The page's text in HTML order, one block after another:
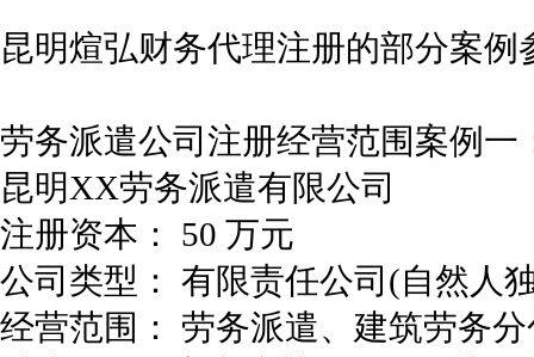
昆明煊弘财务代理注册的部分案例
劳务派遣公司注册经营范围案例一
昆明XX劳务派遣有限公司
注册资本： 50 万元
公司类型： 有限责任公司(自然人
经营范围： 劳务派遣、建筑劳务